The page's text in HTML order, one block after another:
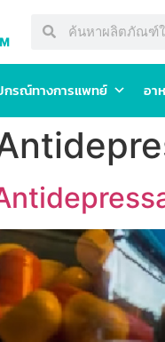
รณ์ทางการแพทย์ อา